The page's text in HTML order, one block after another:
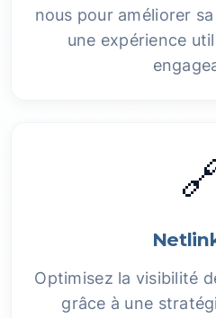
nous pour améliorer
une expérience
Optimisez la visibilité
grâce à une